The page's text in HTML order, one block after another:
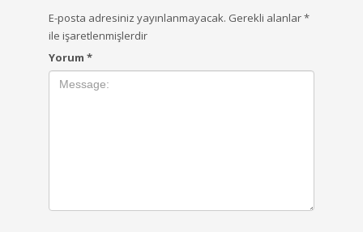
E-posta adresiniz yayınlanmayacak. Gerekli alanlar*
ile işaretlenmişlerdir
Yorum *